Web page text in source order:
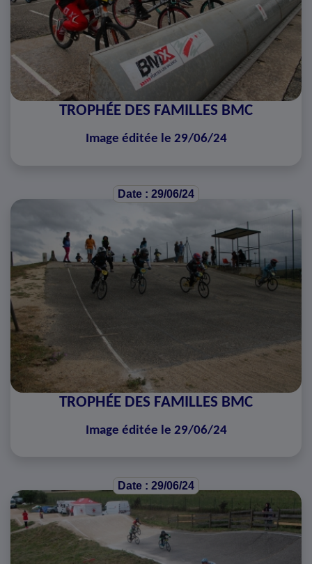
TROPHÉE DES FAMILLES BMC
Image éditée le 29/06/24
Date : 29/06/24
TROPHÉE DES FAMILLES BMC
Image éditée le 29/06/24
Date : 29/06/24